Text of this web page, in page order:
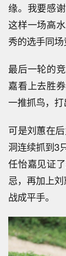
缘。我要感
这样一场高
秀的选手同
最后一轮的
嘉看上去胜
一推抓鸟，打
可是刘蕙在
洞连续抓到3
任怡嘉见证
忌，再加上
战成平手。